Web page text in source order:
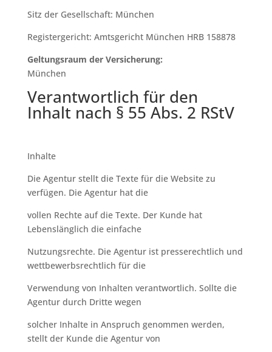
Sitz der Gesellschaft: München
Registergericht: Amtsgericht München HRB 158878
Geltungsraum der Versicherung:
München
Verantwortlich für den
Inhalt nach § 55 Abs. 2 RStV
Inhalte
Die Agentur stellt die Texte für die Website zu
verfügen. Die Agentur hat die
vollen Rechte auf die Texte. Der Kunde hat
Lebenslänglich die einfache
Nutzungsrechte. Die Agentur ist presserechtlich und
wettbewerbsrechtlich für die
Verwendung von Inhalten verantwortlich. Sollte die
Agentur durch Dritte wegen
solcher Inhalte in Anspruch genommen werden,
stellt der Kunde die Agentur von